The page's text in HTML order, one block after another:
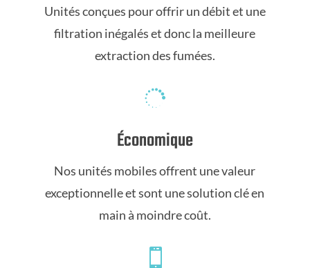
Unités conçues pour offrir un débit et une
filtration inégalés et donc la meilleure
extraction des fumées.

Économique
Nos unités mobiles offrent une valeur
exceptionnelle et sont une solution clé en
main à moindre coût.
